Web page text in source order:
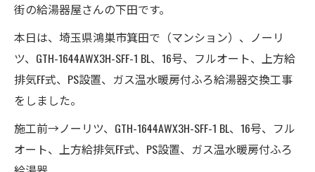
街の給湯器屋さんの下田です。
本日は、埼玉県鴻巣市箕田で（マンション）、ノーリ
ツ、GTH-1644AWX3H-SFF-1 BL、16号、フルオート、上方給
排気FF式、PS設置、ガス温水暖房付ふろ給湯器交換工事
をしました。
施工前→ノーリツ、GTH-1644AWX3H-SFF-1 BL、16号、フル
オート、上方給排気FF式、PS設置、ガス温水暖房付ふろ